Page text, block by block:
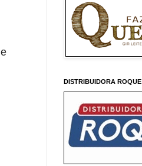
DISTRIBUIDORA ROQUE